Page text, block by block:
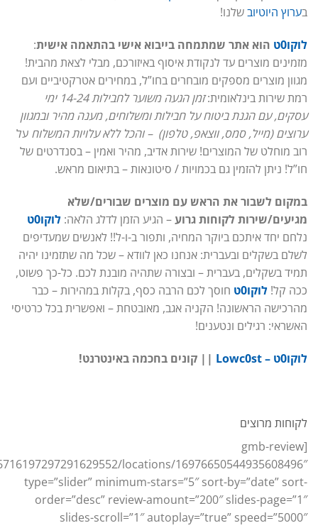
בערוץ היוטיובשלנו!
לוקו0ט הוא אתר שמתמחה בייבוא אישי בהתאמה אישית:
מזמינים מוצרים עד לנקודת איסוף באיזורכם, מבלי לצאת מהבית!
מגוון מוצרים מספקים מובחרים בחו”ל, במחירים אטרקטיביים ועם
רמת שירות בינלאומית:
זמן הגעה משוער לחבילות 14-24 ימי
עסקים, עם הגנת ביטוח על חבילות ומשלוחים, מענה מהיר ובמגוון
ערוצים (מייל, סמס, ווצאפ, טלפון) – והכל ללא עלויות המשלוח על
רוב מוחלט של המוצרים! שירות אדיב, מהיר ואמין – בסנדרטים של
חו”ל! ניתן להזמין גם בכמויות / סיטונאות – בתיאום מראש.
במקום לשבור את הראש עם מוצרים שבורים/שלא
מגיעים/שירות לקוחות גרוע– הגיע הזמן לדלג הלאה: לוקו0ט
נלחם יחד איתכם ביוקר המחיה, ותפור ב-ו-ל!! לאנשים שמעדיפים
לשלם בשקלים ובעברית: אנחנו כאן לוודא – שכל מה שתזמינו יהיה
תמיד בשקלים, בעברית – ובצורה שתהיה מובנת לכם. כל-כך פשוט,
ככה קל! לוקו0ט
חוסך לכם הרבה כסף, בקלות במהירות – כבר
מהרכישה הראשונה! הקניה אגב, מאובטחת – ואפשרית בכל כרטיסי
האשראי: רגילים ונטענים!
לוקו0ט – Lowc0st || קונים בחכמה באינטרנט!
לקוחות מרוצים
[gmb-review
locations/16976650544935608496″
type=”slider” minimum-stars=”5″ sort-by=”date” sort-
order=”desc” review-amount=”200″ slides-page=”1″
slides-scroll=”1″ autoplay=”true” speed=”5000″